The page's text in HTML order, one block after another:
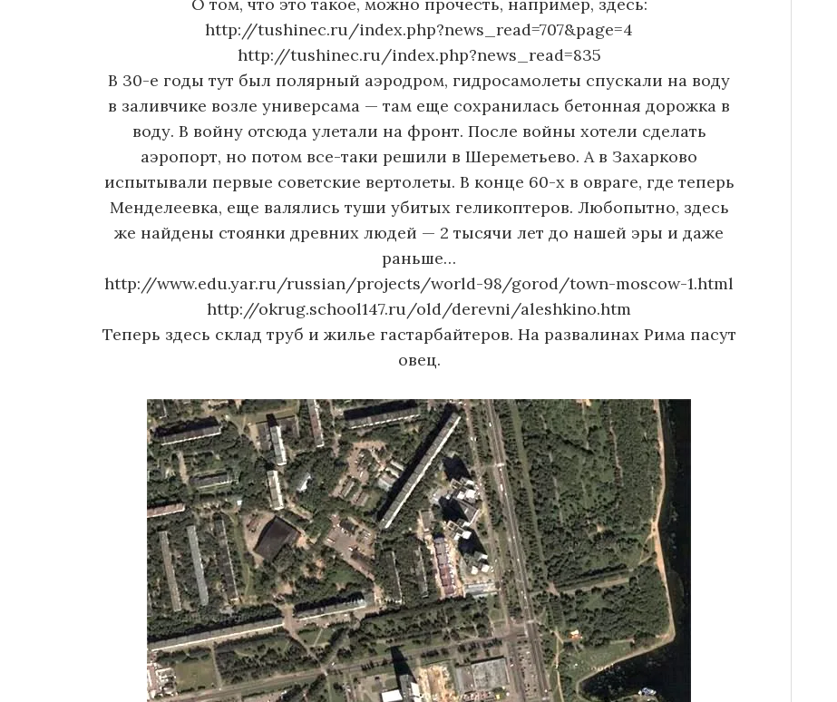
http://tushinec.ru/index.php?news_read=707&page=4
http://tushinec.ru/index.php?news_read=835
В 30-е годы тут был полярный аэродром, гидросамолеты спускали на воду
в заливчике возле универсама — там еще сохранилась бетонная дорожка в
воду. В войну отсюда улетали на фронт. После войны хотели сделать
аэропорт, но потом все-таки решили в Шереметьево. А в Захарково
испытывали первые советские вертолеты. В конце 60-х в овраге, где теперь
Менделеевка, еще валялись туши убитых геликоптеров. Любопытно, здесь
же найдены стоянки древних людей — 2 тысячи лет до нашей эры и даже
раньше…
http://www.edu.yar.ru/russian/projects/world-98/gorod/town-moscow-1.html
http://okrug.school147.ru/old/derevni/aleshkino.htm
Теперь здесь склад труб и жилье гастарбайтеров. На развалинах Рима пасут
овец.